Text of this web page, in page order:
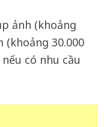
ảnh (khoảng
(khoảng 30.000
có nhu cầu